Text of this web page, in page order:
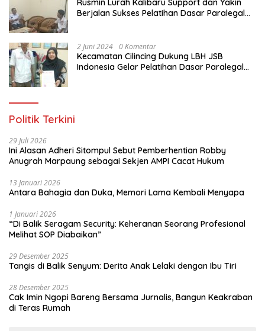
dan menjaga kolaborasi. Bagaimana
merawat hutan kita, sehingga kemudian
semuanya bisa terjaga untuk
masyarakat, untuk anak-anak cucu kita,
Rusmin Lurah Kalibaru Support dan Yakin
Berjalan Sukses Pelatihan Dasar Paralegal
2 Juni 2024 0 Komentar
Kecamatan Cilincing Dukung LBH JSB
Indonesia Gelar Pelatihan Dasar Paralegal
Politik Terkini
29 Juli 2026
Ini Alasan Adheri Sitompul Sebut Pemberhentian Robby
Anugrah Marpaung sebagai Sekjen AMPI Cacat Hukum
13 Januari 2026
Antara Bahagia dan Duka, Memori Lama Kembali Menyapa
1 Januari 2026
“Di Balik Seragam Security: Keheranan Seorang Profesional
Melihat SOP Diabaikan”
29 Desember 2025
Tangis di Balik Senyum: Derita Anak Lelaki dengan Ibu Tiri
28 Desember 2025
Cak Imin Ngopi Bareng Bersama Jurnalis, Bangun Keakraban
di Teras Rumah